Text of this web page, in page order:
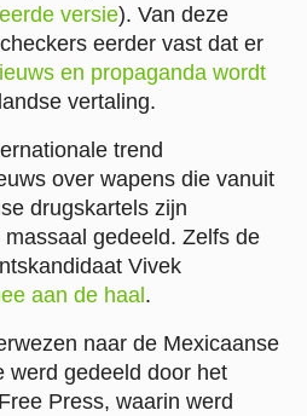
versie). Van deze
eerder vast dat er
en propaganda wordt
vertaling.
trend
over wapens die vanuit
drugskartels zijn
gedeeld. Zelfs de
Vivek
aan de haal.
naar de Mexicaanse
werd gedeeld door het
Press, waarin werd